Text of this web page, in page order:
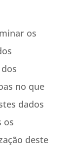
os
no que
dados
os
deste